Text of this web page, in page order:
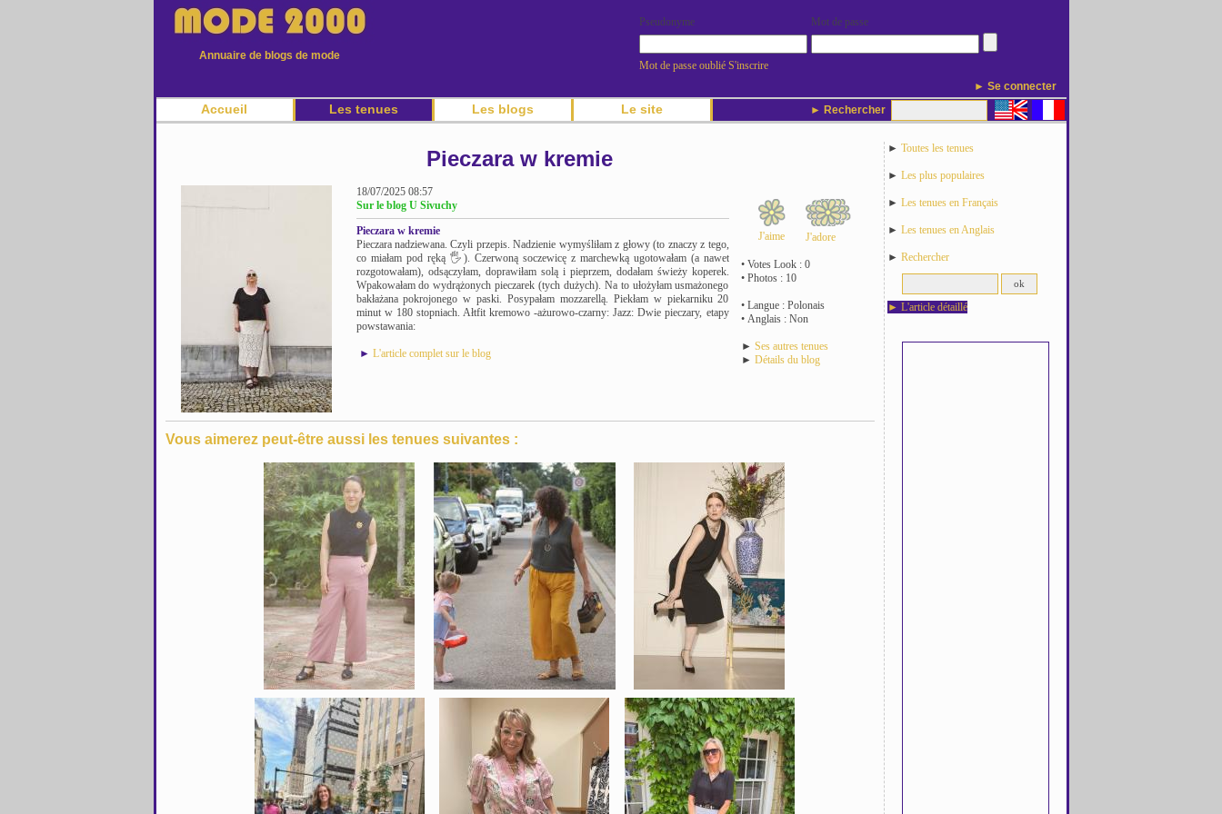
Annuaire de blogs de mode
Pseudonyme Mot de passe
Mot de passe oublié S'inscrire
► Se connecter
► Rechercher
Accueil Les tenues Les blogs Le site
Pieczara w kremie
18/07/2025 08:57
Sur le blog U Sivuchy
Pieczara w kremie
Pieczara nadziewana. Czyli przepis. Nadzienie wymyśliłam z głowy (to znaczy z tego,
co miałam pod ręką 🖐️). Czerwoną soczewicę z marchewką ugotowałam (a nawet
rozgotowałam), odsączyłam, doprawiłam solą i pieprzem, dodałam świeży koperek.
Wpakowałam do wydrążonych pieczarek (tych dużych). Na to ułożyłam usmażonego
bakłażana pokrojonego w paski. Posypałam mozzarellą. Piekłam w piekarniku 20
minut w 180 stopniach. Ałtfit kremowo -ażurowo-czarny: Jazz: Dwie pieczary, etapy
powstawania:
► L'article complet sur le blog
J'aime J'adore
• Votes Look : 0
• Photos : 10
• Langue : Polonais
• Anglais : Non
► Ses autres tenues
► Détails du blog
Vous aimerez peut-être aussi les tenues suivantes :
► Toutes les tenues
► Les plus populaires
► Les tenues en Français
► Les tenues en Anglais
► Rechercher
► L'article détaillé